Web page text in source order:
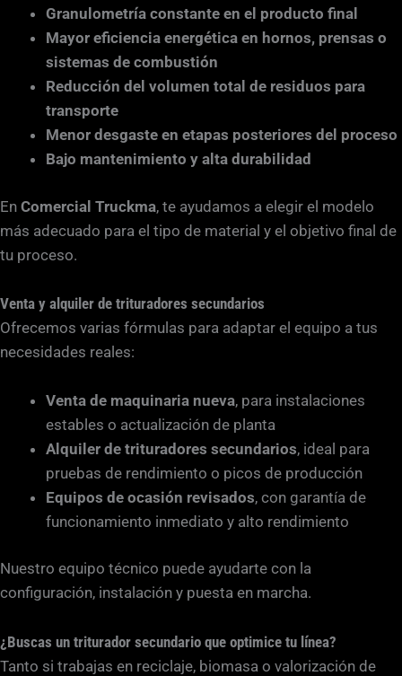
Granulometría constante en el producto final
Mayor eficiencia energética en hornos, prensas o
sistemas de combustión
Reducción del volumen total de residuos para
transporte
Menor desgaste en etapas posteriores del proceso
Bajo mantenimiento y alta durabilidad
En Comercial Truckma, te ayudamos a elegir el modelo
más adecuado para el tipo de material y el objetivo final de
tu proceso.
Venta y alquiler de trituradores secundarios
Ofrecemos varias fórmulas para adaptar el equipo a tus
necesidades reales:
Venta de maquinaria nueva, para instalaciones
estables o actualización de planta
Alquiler de trituradores secundarios, ideal para
pruebas de rendimiento o picos de producción
Equipos de ocasión revisados, con garantía de
funcionamiento inmediato y alto rendimiento
Nuestro equipo técnico puede ayudarte con la
configuración, instalación y puesta en marcha.
¿Buscas un triturador secundario que optimice tu línea?
Tanto si trabajas en reciclaje, biomasa o valorización de